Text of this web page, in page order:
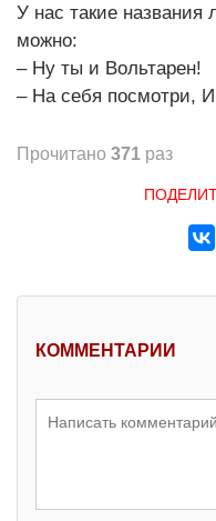
У нас такие названия
можно:
– Ну ты и Вольтарен!
– На себя посмотри,
Прочитано 371 раз
КОММЕНТАРИИ